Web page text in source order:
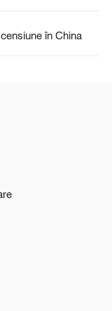
în China